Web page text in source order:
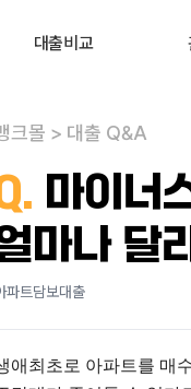
대출비교
대출상담사 찾기
사업자대출
전세대출
신용대출
개인회생자대출
내
내 부
크몰 > 대출 Q&A
마이너
마나 달
파트담보대출
애최초로 아파트를 매